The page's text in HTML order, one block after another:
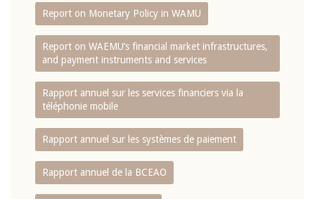
Report on Monetary Policy in WAMU
Report on WAEMU’s financial market infrastructures,
and payment instruments and services
Rapport annuel sur les services financiers via la
téléphonie mobile
Rapport annuel sur les systèmes de paiement
Rapport annuel de la BCEAO